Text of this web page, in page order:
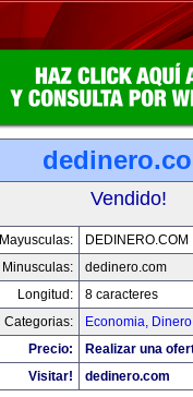
Vendido!
Mayusculas:
DEDINERO.COM
Minusculas:
dedinero.com
Longitud:
8 caracteres
Categorias:
Economia,
Precio:
Realizar una
Visitar!
dedinero.com